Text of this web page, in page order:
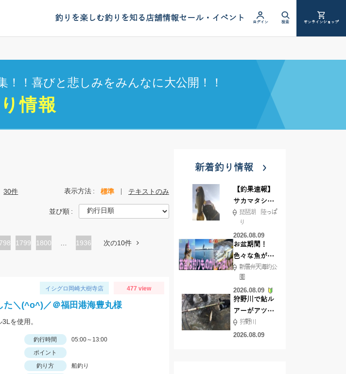
釣りを楽しむ釣りを知る店舗情報セール・イベント ログイン 検索 オンラインショップ
！喜びと悲しみをみんなに大公開！！
情報
30件 表示方法 標準 テキストのみ
並び順
ペ
1799
ペ
1800 1936 次の10件
イシグロ岡崎大樹寺店 477 view
た＼(^o^)／＠福田港海豊丸様
を使用。
釣行時間
05:00～13:00
ポイント
釣り方
船釣り
新着釣り情報
【釣果速報】
サカマタシャ
ッド6インチ
で50ジャスト
ゲット!!
琵琶湖 陸っぱ
り
2026.08.09
お盆期間！
色々な魚が沢
山釣れてます
よ！
新居弁天海釣公
園
2026.08.09
狩野川で鮎ル
アーがアツ
い！！
狩野川
2026.08.09